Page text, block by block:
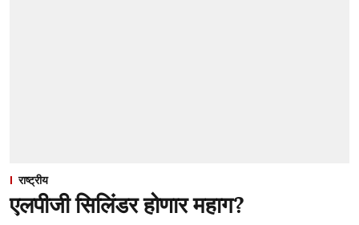
राष्ट्रीय
एलपीजी सिलिंडर होणार महाग?